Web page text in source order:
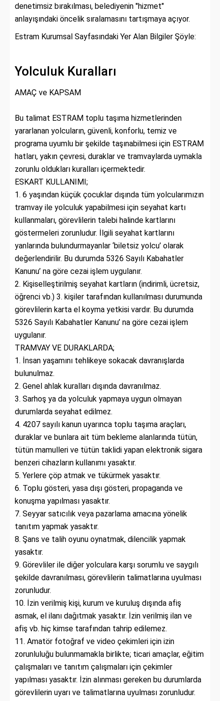
denetimsiz bırakılması, belediyenin "hizmet"
anlayışındaki öncelik sıralamasını tartışmaya açıyor.
Estram Kurumsal Sayfasındaki Yer Alan Bilgiler Şöyle:
Yolculuk Kuralları
AMAÇ ve KAPSAM
Bu talimat ESTRAM toplu taşıma hizmetlerinden
yararlanan yolcuların, güvenli, konforlu, temiz ve
programa uyumlu bir şekilde taşınabilmesi için ESTRAM
hatları, yakın çevresi, duraklar ve tramvaylarda uymakla
zorunlu oldukları kuralları içermektedir.
ESKART KULLANIMI;
1. 6 yaşından küçük çocuklar dışında tüm yolcularımızın
tramvay ile yolculuk yapabilmesi için seyahat kartı
kullanmaları, görevlilerin talebi halinde kartlarını
göstermeleri zorunludur. İlgili seyahat kartlarını
yanlarında bulundurmayanlar ‘biletsiz yolcu’ olarak
değerlendirilir. Bu durumda 5326 Sayılı Kabahatler
Kanunu’ na göre cezai işlem uygulanır.
2. Kişiselleştirilmiş seyahat kartların (indirimli, ücretsiz,
öğrenci vb.) 3. kişiler tarafından kullanılması durumunda
görevlilerin karta el koyma yetkisi vardır. Bu durumda
5326 Sayılı Kabahatler Kanunu’ na göre cezai işlem
uygulanır.
TRAMVAY VE DURAKLARDA;
1. İnsan yaşamını tehlikeye sokacak davranışlarda
bulunulmaz.
2. Genel ahlak kuralları dışında davranılmaz.
3. Sarhoş ya da yolculuk yapmaya uygun olmayan
durumlarda seyahat edilmez.
4. 4207 sayılı kanun uyarınca toplu taşıma araçları,
duraklar ve bunlara ait tüm bekleme alanlarında tütün,
tütün mamulleri ve tütün taklidi yapan elektronik sigara
benzeri cihazların kullanımı yasaktır.
5. Yerlere çöp atmak ve tükürmek yasaktır.
6. Toplu gösteri, yasa dışı gösteri, propaganda ve
konuşma yapılması yasaktır.
7. Seyyar satıcılık veya pazarlama amacına yönelik
tanıtım yapmak yasaktır.
8. Şans ve talih oyunu oynatmak, dilencilik yapmak
yasaktır.
9. Görevliler ile diğer yolculara karşı sorumlu ve saygılı
şekilde davranılması, görevlilerin talimatlarına uyulması
zorunludur.
10. İzin verilmiş kişi, kurum ve kuruluş dışında afiş
asmak, el ilanı dağıtmak yasaktır. İzin verilmiş ilan ve
afiş vb. hiç kimse tarafından tahrip edilemez.
11. Amatör fotoğraf ve video çekimleri için izin
zorunluluğu bulunmamakla birlikte; ticari amaçlar, eğitim
çalışmaları ve tanıtım çalışmaları için çekimler
yapılması yasaktır. İzin alınması gereken bu durumlarda
görevlilerin uyarı ve talimatlarına uyulması zorunludur.